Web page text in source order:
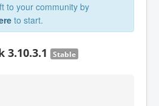
to your community by
to start.
3.10.3.1 Stable